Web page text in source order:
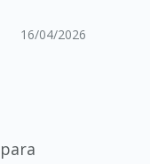
16/04/2026